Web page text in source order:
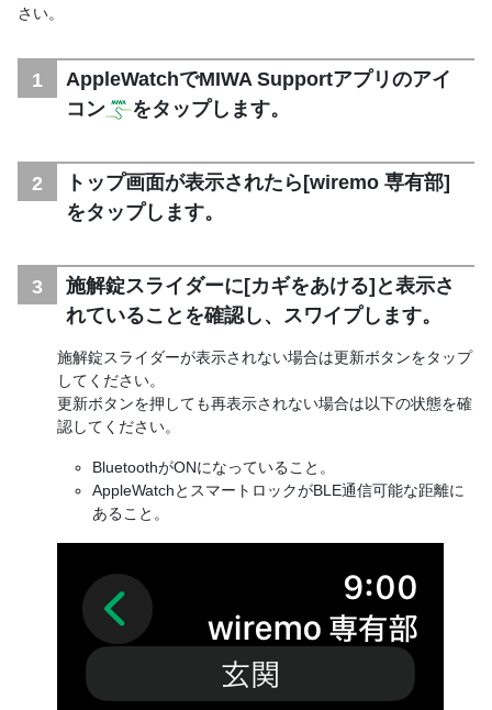
さい。
AppleWatchでMIWA Supportアプリのアイ
コン
をタップします。
トップ画面が表示されたら[wiremo 専有部]
をタップします。
施解錠スライダーに[カギをあける]と表示さ
れていることを確認し、スワイプします。
施解錠スライダーが表示されない場合は更新ボタンをタップ
してください。
更新ボタンを押しても再表示されない場合は以下の状態を確
認してください。
BluetoothがONになっていること。
AppleWatchとスマートロックがBLE通信可能な距離に
あること。